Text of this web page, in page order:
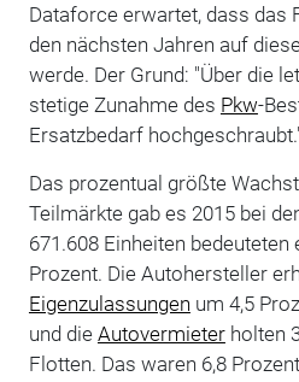
Dataforce erwartet, dass das
den nächsten Jahren auf
werde. Der Grund: "Über die
stetige Zunahme des Pkw-
Ersatzbedarf
Das prozentual größte
Teilmärkte gab es 2015 bei
671.608 Einheiten
Prozent. Die Autohersteller
Eigenzulassungen um 4,5
und die Autovermieterholten
Flotten. Das waren 6,8